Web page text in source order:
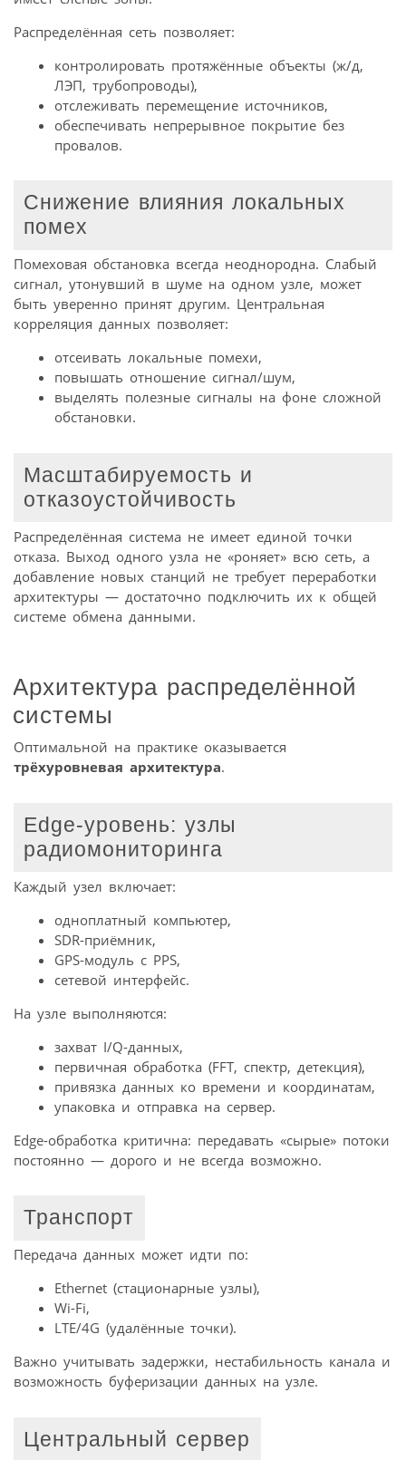
Распределённая сеть позволяет:
контролировать протяжённые объекты (ж/д,
ЛЭП, трубопроводы),
отслеживать перемещение источников,
обеспечивать непрерывное покрытие без
провалов.
Снижение влияния локальных
помех
Помеховая обстановка всегда неоднородна. Слабый
сигнал, утонувший в шуме на одном узле, может
быть уверенно принят другим. Центральная
корреляция данных позволяет:
отсеивать локальные помехи,
повышать отношение сигнал/шум,
выделять полезные сигналы на фоне сложной
обстановки.
Масштабируемость и
отказоустойчивость
Распределённая система не имеет единой точки
отказа. Выход одного узла не «роняет» всю сеть, а
добавление новых станций не требует переработки
архитектуры — достаточно подключить их к общей
системе обмена данными.
Архитектура распределённой
системы
Оптимальной на практике оказывается
трёхуровневая архитектура.
Edge-уровень: узлы
радиомониторинга
Каждый узел включает:
одноплатный компьютер,
SDR-приёмник,
GPS-модуль с PPS,
сетевой интерфейс.
На узле выполняются:
захват I/Q-данных,
первичная обработка (FFT, спектр, детекция),
привязка данных ко времени и координатам,
упаковка и отправка на сервер.
Edge-обработка критична: передавать «сырые» потоки
постоянно — дорого и не всегда возможно.
Транспорт
Передача данных может идти по:
Ethernet (стационарные узлы),
Wi-Fi,
LTE/4G (удалённые точки).
Важно учитывать задержки, нестабильность канала и
возможность буферизации данных на узле.
Центральный сервер